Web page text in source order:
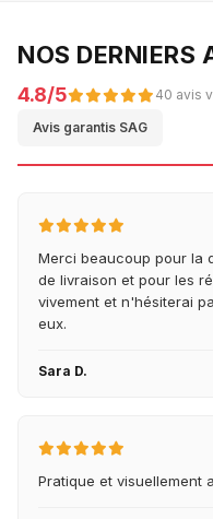
NOS DERNIERS
4.8/5 40 avis
Avis garantis SAG
Merci beaucoup pour la
de livraison et pour les
vivement et n'hésiterai
eux.
Sara D.
Pratique et visuellement